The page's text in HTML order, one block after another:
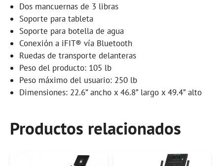
Dos mancuernas de 3 libras
Soporte para tableta
Soporte para botella de agua
Conexión a iFIT® vía Bluetooth
Ruedas de transporte delanteras
Peso del producto: 105 lb
Peso máximo del usuario: 250 lb
Dimensiones: 22.6” ancho x 46.8” largo x 49.4” alto
Productos relacionados